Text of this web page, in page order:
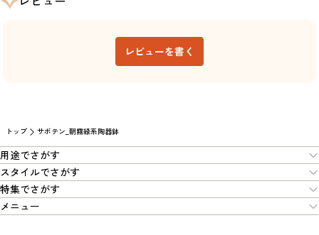
トップ サボテン_朝霧緑系陶器鉢
レビューを書く
用途でさがす
スタイルでさがす
特集でさがす
メニュー